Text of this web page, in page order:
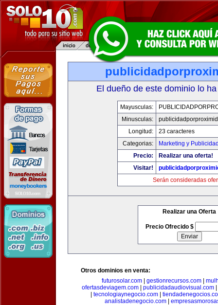
El dueño de este dominio lo
Mayusculas:
Minusculas:
Longitud:
23 caracteres
Categorias:
Marketing y
Precio:
Realizar una oferta!
Visitar!
Serán consideradas
Realizar una Oferta
Precio Ofrecido $
Otros dominios en venta:
futurosolar.com| gestionrecursos.com|
ofertasdeviagem.com| publicidadaudiovisual.com|
tecnologiaynegocio.com
analistadenegocio.com